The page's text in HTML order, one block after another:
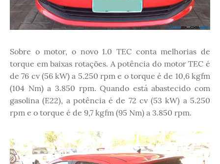
Sobre o motor, o novo 1.0 TEC conta melhorias de
torque em baixas rotações. A potência do motor TEC é
de 76 cv (56 kW) a 5.250 rpm e o torque é de 10,6 kgfm
(104 Nm) a 3.850 rpm. Quando está abastecido com
gasolina (E22), a potência é de 72 cv (53 kW) a 5.250
rpm e o torque é de 9,7 kgfm (95 Nm) a 3.850 rpm.